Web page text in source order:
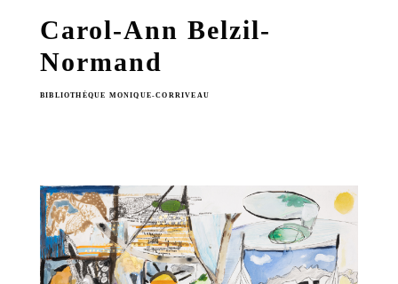
Carol-Ann Belzil-
Normand
BIBLIOTHÈQUE MONIQUE-CORRIVEAU